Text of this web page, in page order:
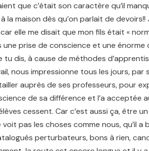
que c’était son caractère qu’il
maison dès qu’on parlait de
elle me disait que mon fils était «
prise de conscience et une énorme
tu dis, à cause de méthodes
nous impressionne tous les jours,
auprès de ses professeurs, pour
de sa différence et l’a
cessent. Car c’est aussi ça, être
voit pas les choses comme nous,
perturbateurs, bons à rien,